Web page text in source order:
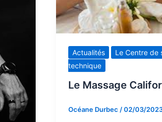
Actualités Le Centre de
technique
Le Massage
Océane Durbec /02/03/